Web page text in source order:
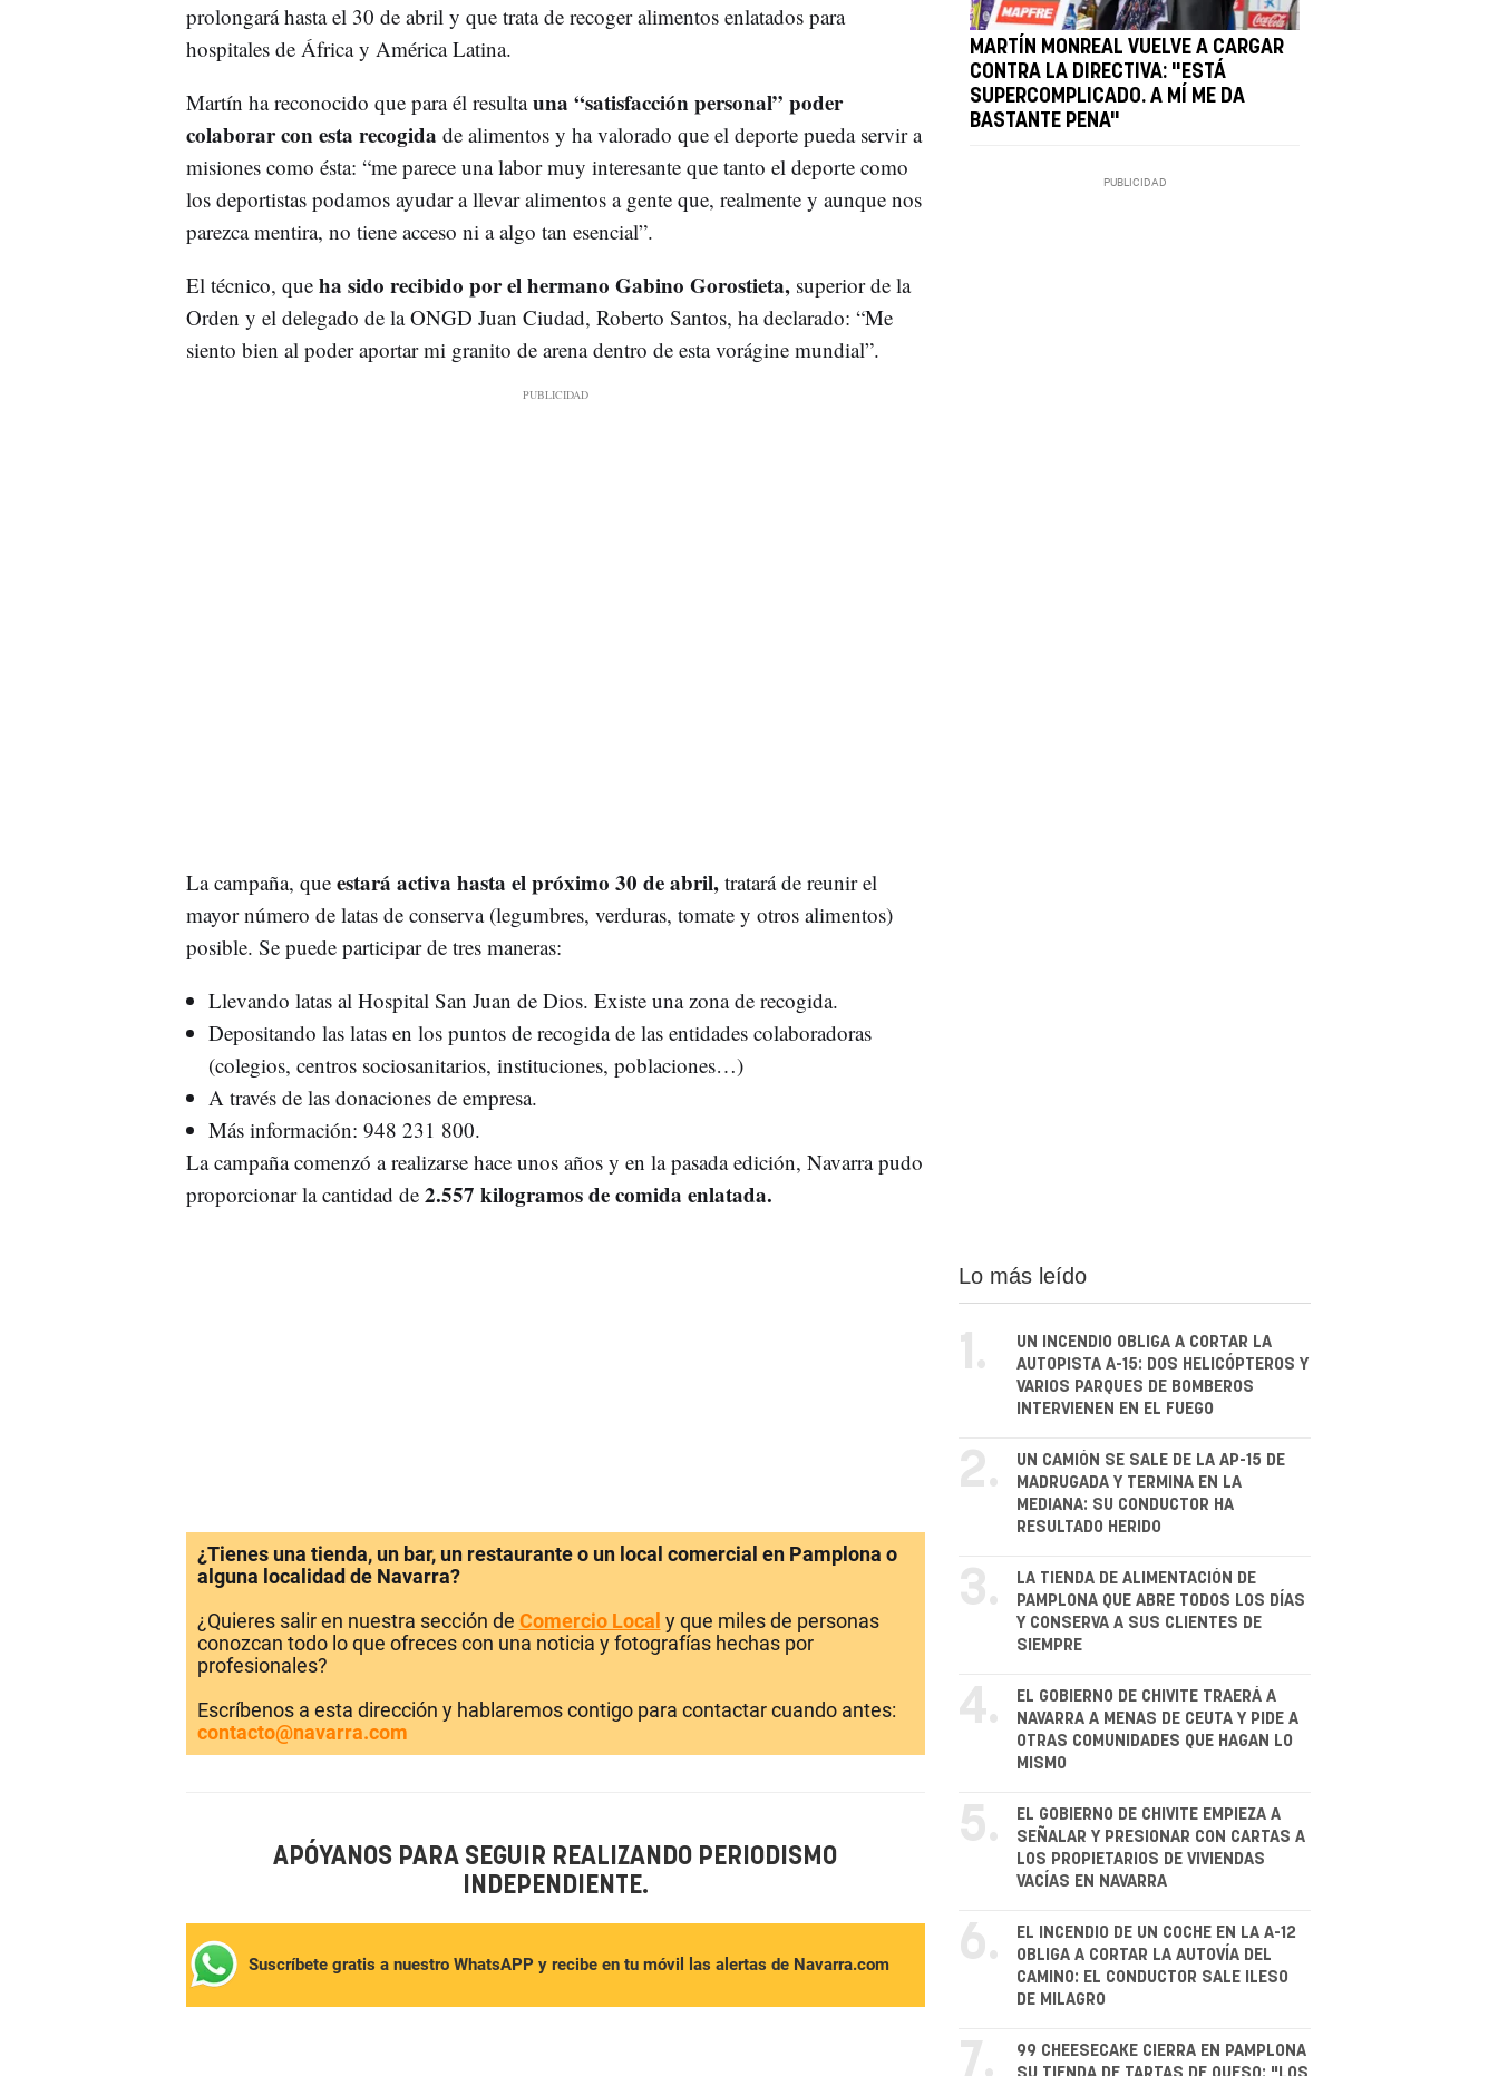
prolongará hasta el 30 de abril y que trata de recoger alimentos enlatados para
hospitales de África y América Latina.
Martín ha reconocido que para él resultauna “satisfacción personal” poder
colaborar con esta recogida de alimentos y ha valorado que el deporte pueda servir a
misiones como ésta: “me parece una labor muy interesante que tanto el deporte como
los deportistas podamos ayudar a llevar alimentos a gente que, realmente y aunque nos
parezca mentira, no tiene acceso ni a algo tan esencial”.
El técnico, queha sido recibido por el hermano Gabino Gorostieta,superior de la
Orden y el delegado de la ONGD Juan Ciudad, Roberto Santos, ha declarado: “Me
siento bien al poder aportar mi granito de arena dentro de esta vorágine mundial”.
La campaña, que estará activa hasta el próximo 30 de abril,tratará de reunir el
mayor número de latas de conserva (legumbres, verduras, tomate y otros alimentos)
posible. Se puede participar de tres maneras:
Llevando latas al Hospital San Juan de Dios. Existe una zona de recogida.
Depositando las latas en los puntos de recogida de las entidades colaboradoras
(colegios, centros sociosanitarios, instituciones, poblaciones…)
A través de las donaciones de empresa.
Más información: 948 231 800.
La campaña comenzó a realizarse hace unos años y en la pasada edición, Navarra pudo
proporcionar la cantidad de2.557 kilogramos de comida enlatada.
MARTÍN MONREAL VUELVE A CARGAR
CONTRA LA DIRECTIVA: "ESTÁ
SUPERCOMPLICADO. A MÍ ME DA
BASTANTE PENA"
¿Tienes una tienda, un bar, un restaurante o un local comercial en Pamplona o
alguna localidad de Navarra?
¿Quieres salir en nuestra sección de Comercio Local y que miles de personas
conozcan todo lo que ofreces con una noticia y fotografías hechas por
profesionales?
Escríbenos a esta dirección y hablaremos contigo para contactar cuando antes:
contacto@navarra.com
APÓYANOS PARA SEGUIR REALIZANDO PERIODISMO
INDEPENDIENTE.
Suscríbete gratis a nuestro WhatsAPP y recibe en tu móvil las alertas de Navarra.com
Lo más leído
1.
UN INCENDIO OBLIGA A CORTAR LA
AUTOPISTA A-15: DOS HELICÓPTEROS Y
VARIOS PARQUES DE BOMBEROS
INTERVIENEN EN EL FUEGO
2.
UN CAMIÓN SE SALE DE LA AP-15 DE
MADRUGADA Y TERMINA EN LA
MEDIANA: SU CONDUCTOR HA
RESULTADO HERIDO
3.
LA TIENDA DE ALIMENTACIÓN DE
PAMPLONA QUE ABRE TODOS LOS DÍAS
Y CONSERVA A SUS CLIENTES DE
SIEMPRE
4.
EL GOBIERNO DE CHIVITE TRAERÁ A
NAVARRA A MENAS DE CEUTA Y PIDE A
OTRAS COMUNIDADES QUE HAGAN LO
MISMO
5.
EL GOBIERNO DE CHIVITE EMPIEZA A
SEÑALAR Y PRESIONAR CON CARTAS A
LOS PROPIETARIOS DE VIVIENDAS
VACÍAS EN NAVARRA
6.
EL INCENDIO DE UN COCHE EN LA A-12
OBLIGA A CORTAR LA AUTOVÍA DEL
CAMINO: EL CONDUCTOR SALE ILESO
DE MILAGRO
7.
99 CHEESECAKE CIERRA EN PAMPLONA